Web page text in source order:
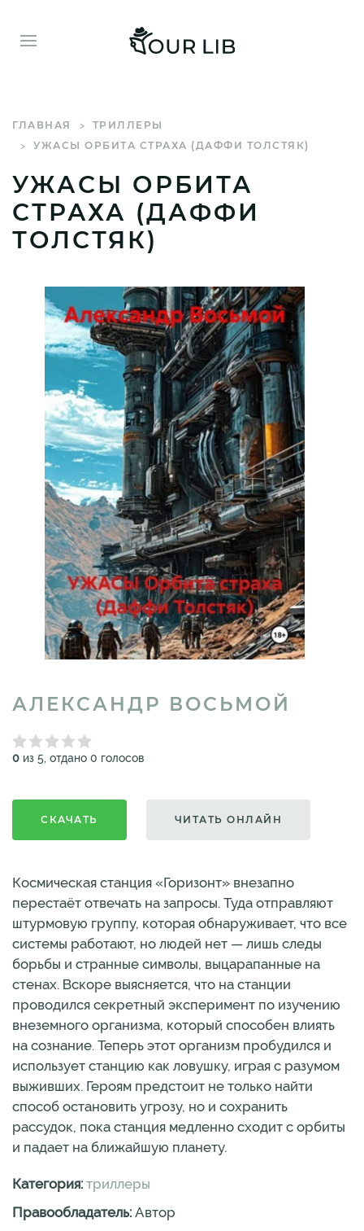
ГЛАВНАЯ
ТРИЛЛЕРЫ
УЖАСЫ ОРБИТА СТРАХА (ДАФФИ ТОЛСТЯК)
УЖАСЫ ОРБИТА
СТРАХА (ДАФФИ
ТОЛСТЯК)
АЛЕКСАНДР ВОСЬМОЙ
0 из 5, отдано 0 голосов
СКАЧАТЬ ЧИТАТЬ ОНЛАЙН
Космическая станция «Горизонт» внезапно
перестаёт отвечать на запросы. Туда отправляют
штурмовую группу, которая обнаруживает, что все
системы работают, но людей нет — лишь следы
борьбы и странные символы, выцарапанные на
стенах. Вскоре выясняется, что на станции
проводился секретный эксперимент по изучению
внеземного организма, который способен влиять
на сознание. Теперь этот организм пробудился и
использует станцию как ловушку, играя с разумом
выживших. Героям предстоит не только найти
способ остановить угрозу, но и сохранить
рассудок, пока станция медленно сходит с орбиты
и падает на ближайшую планету.
Категория: триллеры
Правообладатель: Автор